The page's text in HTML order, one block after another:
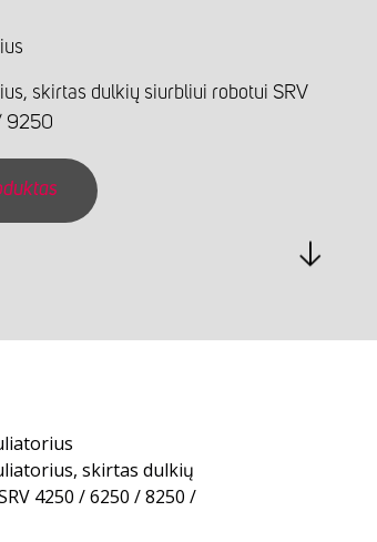
skirtas dulkių siurbliui robotui SRV
9250
skirtas dulkių
4250 / 6250 / 8250 /